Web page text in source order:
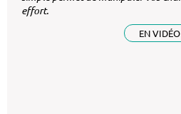
effort.
EN VIDÉO